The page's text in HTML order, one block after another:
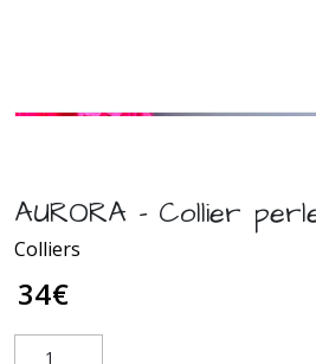
AURORA - Collier
Colliers
34€